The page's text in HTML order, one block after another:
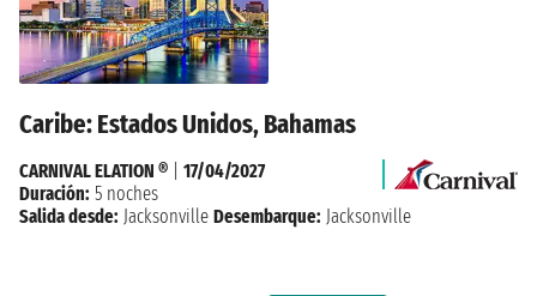
Caribe: Estados Unidos, Bahamas
CARNIVAL ELATION ®
17/04/2027
Duración: 5 noches
Salida desde: Jacksonville Desembarque: Jacksonville